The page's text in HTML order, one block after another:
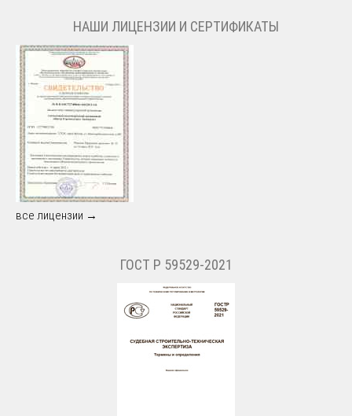
НАШИ ЛИЦЕНЗИИ И СЕРТИФИКАТЫ
все лицензии →
ГОСТ Р 59529-2021